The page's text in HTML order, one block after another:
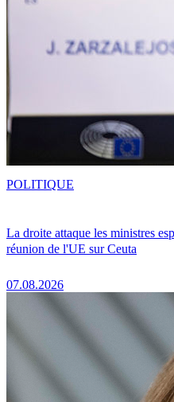
La droite attaque les ministres
réunion de l'UE sur Ceuta
07.08.2026
POLITIQUE